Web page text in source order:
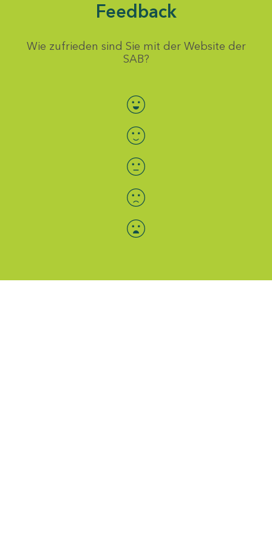
Feedback
Wie zufrieden sind Sie mit der Website der
SAB?
Bewertung auswählen